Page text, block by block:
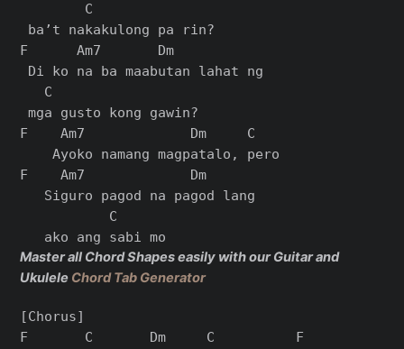
        C
ba’t nakakulong pa rin?
F      Am7       Dm
Di ko na ba maabutan lahat ng
   C
mga gusto kong gawin?
F    Am7             Dm     C
    Ayoko namang magpatalo, pero
F    Am7             Dm
   Siguro pagod na pagod lang
           C
Master all Chord Shapes easily with our Guitar and
Ukulele Chord Tab Generator
[Chorus]
F       C       Dm     C          F